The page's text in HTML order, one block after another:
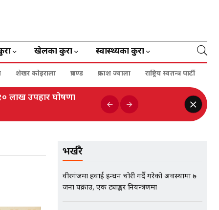
खेलका कुरा स्वास्थ्यका कुरा
शेखर कोइराला प्रचण्ड प्रकाश ज्वाला राष्ट्रिय स्वतन्त्र पार्टी
लाख उपहार घोषणा
भर्खरै
वीरगंजमा हवाई इन्धन चोरी गर्दै गरेको अवस्थामा ७
जना पक्राउ, एक ट्याङ्कर नियन्त्रणमा